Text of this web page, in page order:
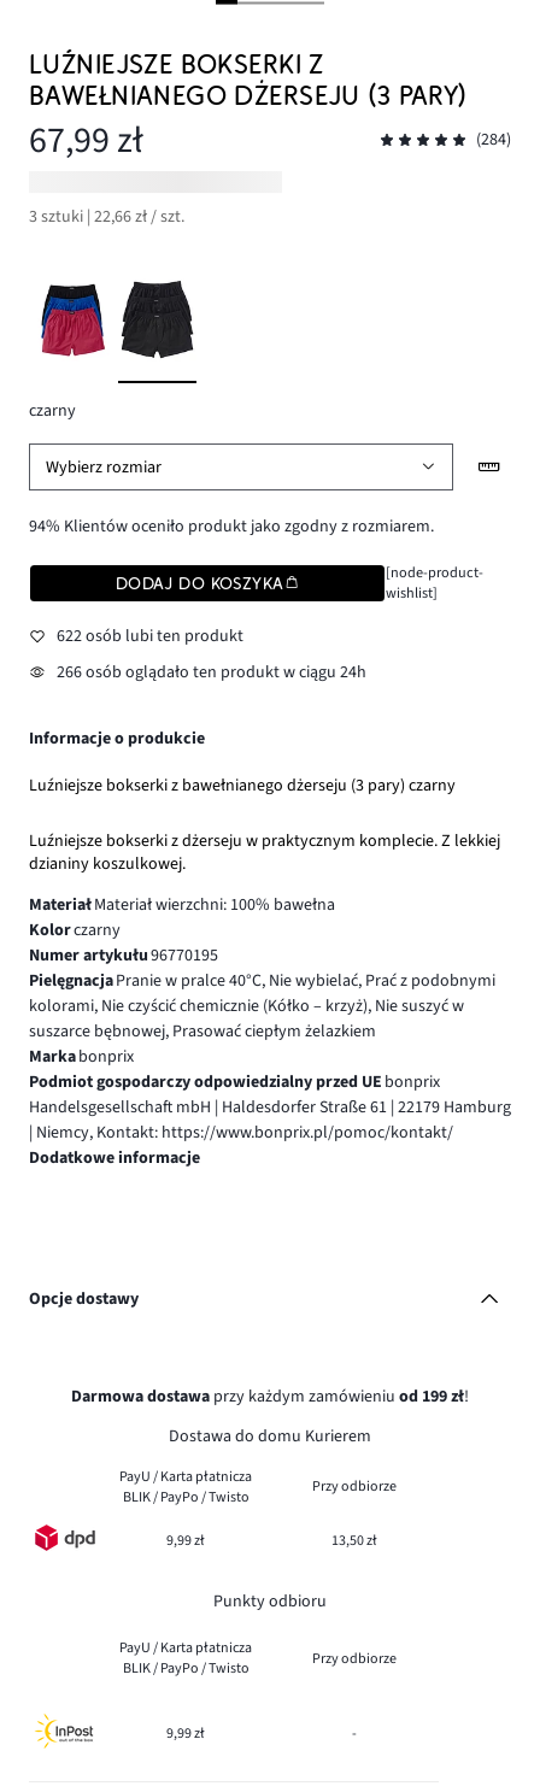
LUŹNIEJSZE BOKSERKI Z
BAWEŁNIANEGO DŻERSEJU (3 PARY)
67,99 zł (284)
3 sztuki | 22,66 zł / szt.
czarny
Wybierz rozmiar
94% Klientów oceniło produkt jako zgodny z rozmiarem.
DODAJ DO KOSZYKA
[node-product-
wishlist]
622 osób lubi ten produkt
266 osób oglądało ten produkt w ciągu 24h
Informacje o produkcie
Luźniejsze bokserki z bawełnianego dżerseju (3 pary) czarny
Luźniejsze bokserki z dżerseju w praktycznym komplecie. Z lekkiej
dzianiny koszulkowej.
MateriałMateriał wierzchni: 100% bawełna
Kolorczarny
Numer artykułu96770195
PielęgnacjaPranie w pralce 40°C, Nie wybielać, Prać z podobnymi
kolorami, Nie czyścić chemicznie (Kółko – krzyż), Nie suszyć w
suszarce bębnowej, Prasować ciepłym żelazkiem
Markabonprix
Podmiot gospodarczy odpowiedzialny przed UE bonprix
Handelsgesellschaft mbH | Haldesdorfer Straße 61 | 22179 Hamburg
| Niemcy, Kontakt: https://www.bonprix.pl/pomoc/kontakt/
Dodatkowe informacje
Opcje dostawy
Darmowa dostawa przy każdym zamówieniu od 199 zł!
Dostawa do domu Kurierem
PayU / Karta płatnicza
BLIK / PayPo / Twisto
Przy odbiorze
9,99 zł 13,50 zł
Punkty odbioru
PayU / Karta płatnicza
BLIK / PayPo / Twisto
Przy odbiorze
9,99 zł -